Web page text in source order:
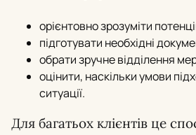
орієнтовно зрозуміти
підготувати необхідні
обрати зручне відділення
оцінити, наскільки умови
ситуації.
Для багатьох клієнтів це